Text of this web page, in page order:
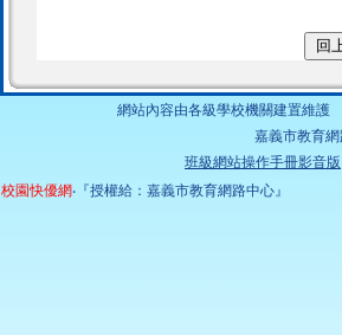
網站內容由各級學校機關建置維
嘉義市教育
班級網站操作手冊影音版
校園快優網‧『授權給：嘉義市教育網路中心』